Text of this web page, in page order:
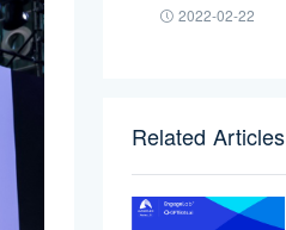
2022-02-22
Related Articles